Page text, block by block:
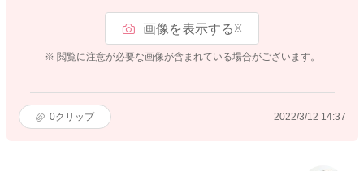
画像を表示する※
※ 閲覧に注意が必要な画像が含まれている場合がございます。
0クリップ 2022/3/12 14:37